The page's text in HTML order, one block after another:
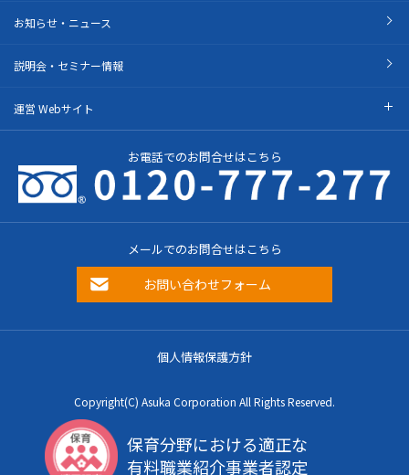
お知らせ・ニュース
説明会・セミナー情報
運営 Webサイト
お電話でのお問合せはこちら
メールでのお問合せはこちら
お問い合わせフォーム
個人情報保護方針
Copyright(C) Asuka Corporation All Rights Reserved.
保育分野における適正な
有料職業紹介事業者認定